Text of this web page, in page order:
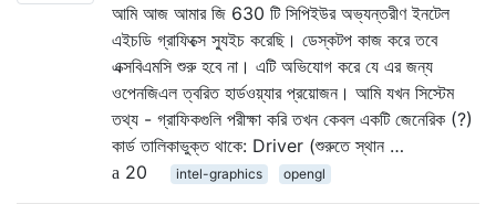
আমি আজ আমার জি 630 টি সিপিইউর অভ্যন্তরীণ ইনটেল
এইচডি গ্রাফিক্সে স্যুইচ করেছি। ডেস্কটপ কাজ করে তবে
এক্সবিএমসি শুরু হবে না। এটি অভিযোগ করে যে এর জন্য
ওপেনজিএল ত্বরিত হার্ডওয়্যার প্রয়োজন। আমি যখন সিস্টেম
তথ্য - গ্রাফিকগুলি পরীক্ষা করি তখন কেবল একটি জেনেরিক (?)
কার্ড তালিকাভুক্ত থাকে: Driver (শুরুতে স্থান …
20
intel-graphics opengl